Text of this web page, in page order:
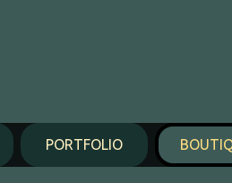
PORTFOLIO